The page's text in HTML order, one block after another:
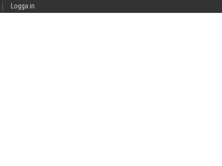
Logga in